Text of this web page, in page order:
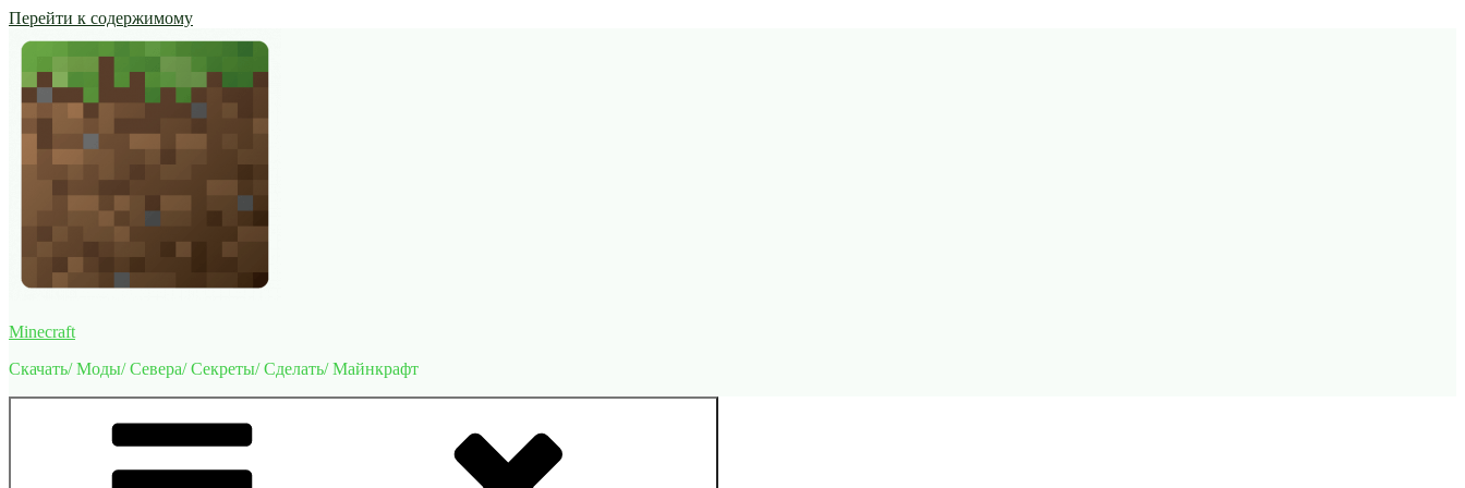
Перейти к содержимому
Minecraft
Скачать/ Моды/ Севера/ Секреты/ Сделать/ Майнкрафт